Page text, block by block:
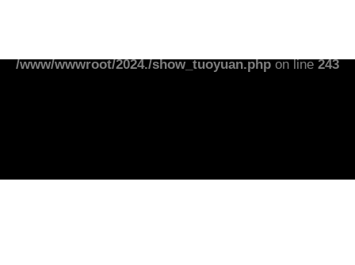
/www/wwwroot/2024./show_tuoyuan.phpon line243